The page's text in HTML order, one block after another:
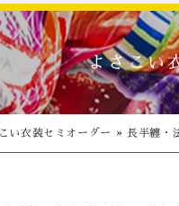
よさこい
い衣装セミオーダー »長半纏・